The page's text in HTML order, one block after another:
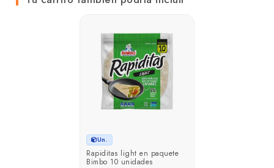
Un.
Rapiditas light en paquete
Bimbo 10 unidades